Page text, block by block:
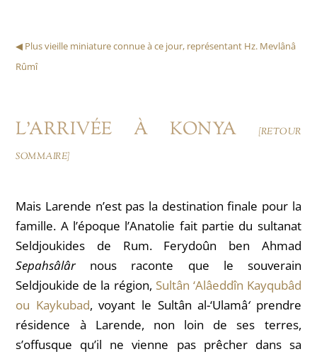
◀︎ Plus vieille miniature connue à ce jour, représentant Hz. Mevlânâ
Rûmî
L’ARRIVÉE À KONYA
[RETOUR
SOMMAIRE]
Mais Larende n’est pas la destination finale pour la
famille. A l’époque l’Anatolie fait partie du sultanat
Seldjoukides de Rum. Ferydoûn ben Ahmad
Sepahsâlâr nous raconte que le souverain
Seldjoukide de la région, Sultân ‘Alâeddîn Kayqubâd
ou Kaykubad, voyant le Sultân al-‘Ulamâ‘prendre
résidence à Larende, non loin de ses terres,
s’offusque qu’il ne vienne pas prêcher dans sa